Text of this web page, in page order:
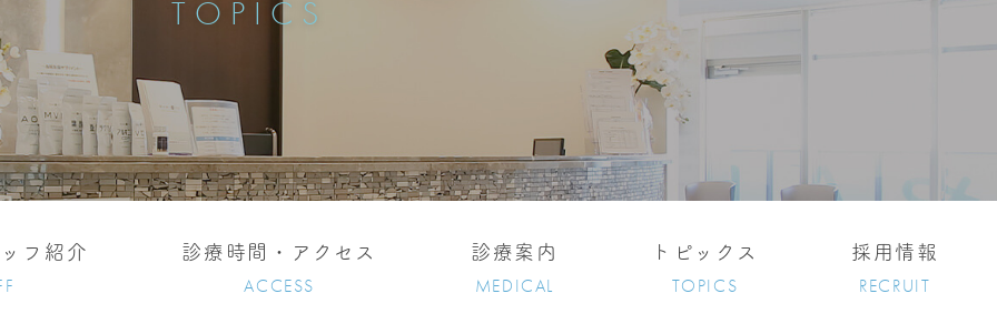
TOPICS
フ紹介 診療時間・アクセス
ACCESS
診療案内
MEDICAL
トピックス
TOPICS
採用情報
RECRUIT